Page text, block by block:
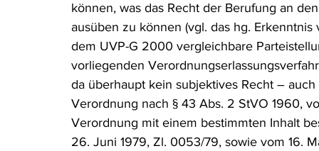
können, was das Recht der Berufung an
ausüben zu können (vgl. das hg.
dem UVP-G 2000 vergleichbare
vorliegenden
da überhaupt kein subjektives Recht –
Verordnung nach § 43 Abs. 2 StVO 1960,
Verordnung mit einem bestimmten Inhalt
26. Juni 1979, Zl. 0053/79, sowie vom 16.